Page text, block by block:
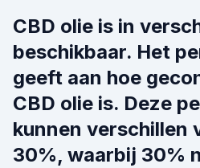
CBD olie is in
beschikbaar. Het
geeft aan hoe
CBD olie is. Deze
kunnen verschillen
30%, waarbij 30%